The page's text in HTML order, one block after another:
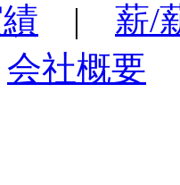
| 薪/
会社概要